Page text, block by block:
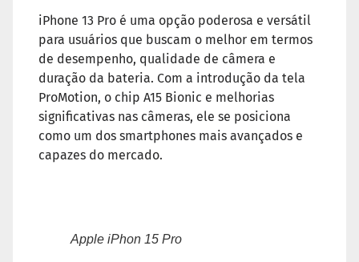
iPhone 13 Pro é uma opção poderosa e versátil
para usuários que buscam o melhor em termos
de desempenho, qualidade de câmera e
duração da bateria. Com a introdução da tela
ProMotion, o chip A15 Bionic e melhorias
significativas nas câmeras, ele se posiciona
como um dos smartphones mais avançados e
capazes do mercado.
Apple iPhon 15 Pro